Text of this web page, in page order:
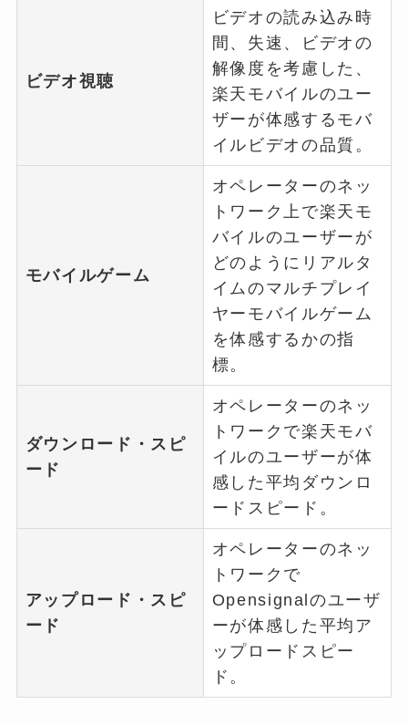
ビデオ視聴
ビデオの読み込み時
間、失速、ビデオの
解像度を考慮した、
楽天モバイルのユー
ザーが体感するモバ
イルビデオの品質。
モバイルゲーム
オペレーターのネッ
トワーク上で楽天モ
バイルのユーザーが
どのようにリアルタ
イムのマルチプレイ
ヤーモバイルゲーム
を体感するかの指
標。
ダウンロード・スピ
ード
オペレーターのネッ
トワークで楽天モバ
イルのユーザーが体
感した平均ダウンロ
ードスピード。
アップロード・スピ
ード
オペレーターのネッ
トワークで
Opensignalのユーザ
ーが体感した平均ア
ップロードスピー
ド。